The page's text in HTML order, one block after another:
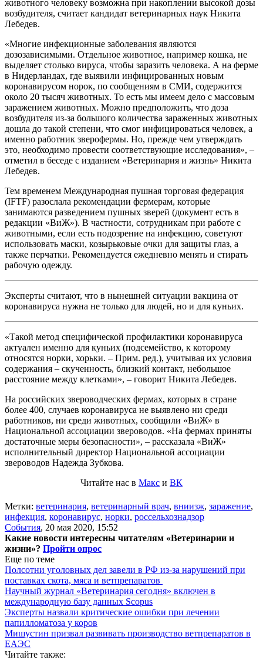
животного человеку возможна при накоплении высокой дозы
возбудителя, считает кандидат ветеринарных наук Никита
Лебедев.
«Многие инфекционные заболевания являются
дозозависимыми. Отдельное животное, например кошка, не
выделяет столько вируса, чтобы заразить человека. А на ферме
в Нидерландах, где выявили инфицированных новым
коронавирусом норок, по сообщениям в СМИ, содержится
около 20 тысяч животных. То есть мы имеем дело с массовым
заражением животных. Можно предположить, что доза
возбудителя из-за большого количества зараженных животных
дошла до такой степени, что смог инфицироваться человек, а
именно работник зверофермы. Но, прежде чем утверждать
это, необходимо провести соответствующие исследования», –
отметил в беседе с изданием «Ветеринария и жизнь» Никита
Лебедев.
Тем временем Международная пушная торговая федерация
(IFTF) разослала рекомендации фермерам, которые
занимаются разведением пушных зверей (документ есть в
редакции «ВиЖ»). В частности, сотрудникам при работе с
животными, если есть подозрение на инфекцию, советуют
использовать маски, козырьковые очки для защиты глаз, а
также перчатки. Рекомендуется ежедневно менять и стирать
рабочую одежду.
Эксперты считают, что в нынешней ситуации вакцина от
коронавируса нужна не только для людей, но и для куньих.
«Такой метод специфической профилактики коронавируса
актуален именно для куньих (подсемейство, к которому
относятся норки, хорьки. – Прим. ред.), учитывая их условия
содержания – скученность, близкий контакт, небольшое
расстояние между клетками», – говорит Никита Лебедев.
На российских звероводческих фермах, которых в стране
более 400, случаев коронавируса не выявлено ни среди
работников, ни среди животных, сообщили «ВиЖ» в
Национальной ассоциации звероводов. «На фермах приняты
достаточные меры безопасности», – рассказала «ВиЖ»
исполнительный директор Национальной ассоциации
звероводов Надежда Зубкова.
Читайте нас в Макс и ВК
Метки: ветеринария, ветеринарный врач, вниизж, заражение,
инфекция, коронавирус, норки, россельхознадзор
События, 20 мая 2020, 15:52
Какие новости интересны читателям «Ветеринарии и
жизни»? Пройти опрос
Еще по теме
Полсотни уголовных дел завели в РФ из-за нарушений при
поставках скота, мяса и ветпрепаратов
Научный журнал «Ветеринария сегодня» включен в
международную базу данных Scopus
Эксперты назвали критические ошибки при лечении
папилломатоза у коров
Мишустин призвал развивать производство ветпрепаратов в
ЕАЭС
Читайте также: